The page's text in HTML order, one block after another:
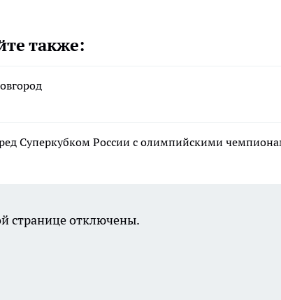
также:
Суперкубком России с олимпийскими
странице отключены.